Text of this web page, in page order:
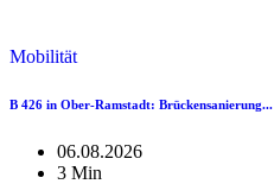
Mobilität
B 426 in Ober-Ramstadt: Brückensanierung...
06.08.2026
3 Min